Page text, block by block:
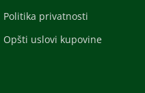
Politika privatnosti
Opšti uslovi kupovine